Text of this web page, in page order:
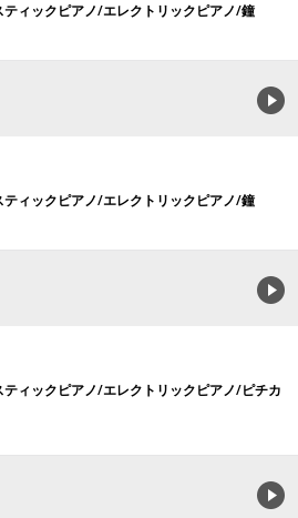
ィックピアノ/エレクトリックピアノ/鐘
ィックピアノ/エレクトリックピアノ/鐘
ィックピアノ/エレクトリックピアノ/ピチカ